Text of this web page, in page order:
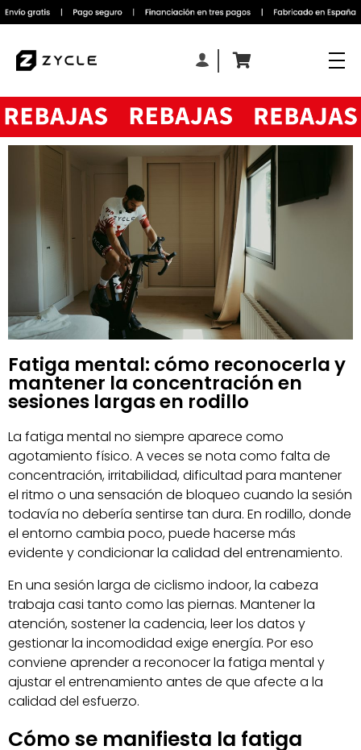
Fatiga mental: cómo reconocerla y
mantener la concentración en
sesiones largas en rodillo
La fatiga mental no siempre aparece como
agotamiento físico. A veces se nota como falta de
concentración, irritabilidad, dificultad para mantener
el ritmo o una sensación de bloqueo cuando la sesión
todavía no debería sentirse tan dura. En rodillo, donde
el entorno cambia poco, puede hacerse más
evidente y condicionar la calidad del entrenamiento.
En una sesión larga de ciclismo indoor, la cabeza
trabaja casi tanto como las piernas. Mantener la
atención, sostener la cadencia, leer los datos y
gestionar la incomodidad exige energía. Por eso
conviene aprender a reconocer la fatiga mental y
ajustar el entrenamiento antes de que afecte a la
calidad del esfuerzo.
Cómo se manifiesta la fatiga